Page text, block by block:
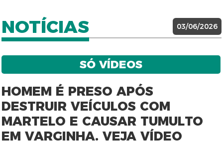
NOTÍCIAS 03/06/2026
SÓ VÍDEOS
HOMEM É PRESO APÓS
DESTRUIR VEÍCULOS COM
MARTELO E CAUSAR TUMULTO
EM VARGINHA. VEJA VÍDEO